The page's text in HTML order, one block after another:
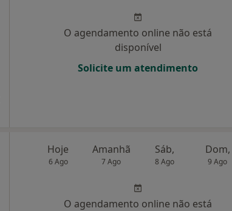
O agendamento online não está
disponível
Solicite um atendimento
Hoje
6 Ago
Amanhã
7 Ago
Sáb,
8 Ago
Dom,
9 Ago
O agendamento online não está